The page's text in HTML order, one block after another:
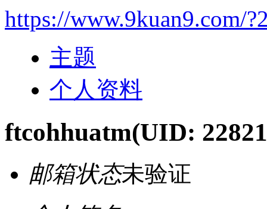
https://www.9kuan9.com/
主题
个人资料
ftcohhuatm(UID:
邮箱状态未验证